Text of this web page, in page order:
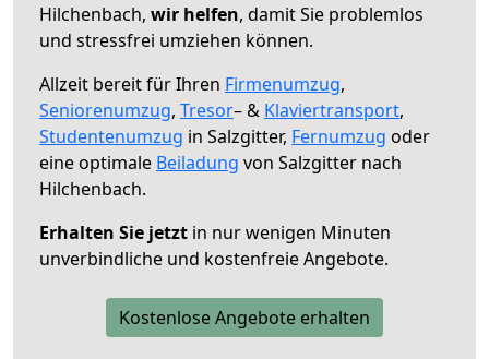
Hilchenbach, wir helfen, damit Sie problemlos
und stressfrei umziehen können.
Allzeit bereit für Ihren Firmenumzug,
Seniorenumzug, Tresor– & Klaviertransport,
Studentenumzug in Salzgitter, Fernumzug oder
eine optimale Beiladung von Salzgitter nach
Hilchenbach.
Erhalten Sie jetzt in nur wenigen Minuten
unverbindliche und kostenfreie Angebote.
Kostenlose Angebote erhalten